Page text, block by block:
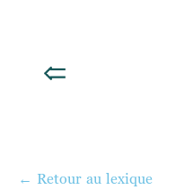
← Retour au lexique